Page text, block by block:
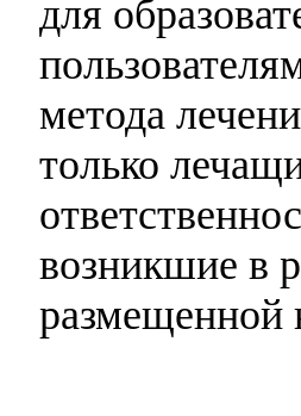
для
метода
только
возникшие в
размещенной